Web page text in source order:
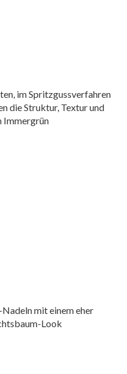
im Spritzgussverfahren
die Struktur, Textur und
Immergrün
mit einem eher
Look